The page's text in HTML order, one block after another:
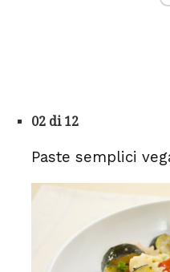
02 di 12
Paste semplici